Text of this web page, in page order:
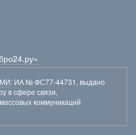
: ИА № ФС77-44731, выдано
в сфере связи,
коммуникаций